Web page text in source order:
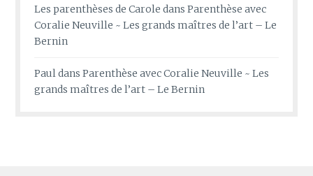
Les parenthèses de Carole dansParenthèse avec
Coralie Neuville ~ Les grands maîtres de l’art – Le
Bernin
PauldansParenthèse avec Coralie Neuville ~ Les
grands maîtres de l’art – Le Bernin